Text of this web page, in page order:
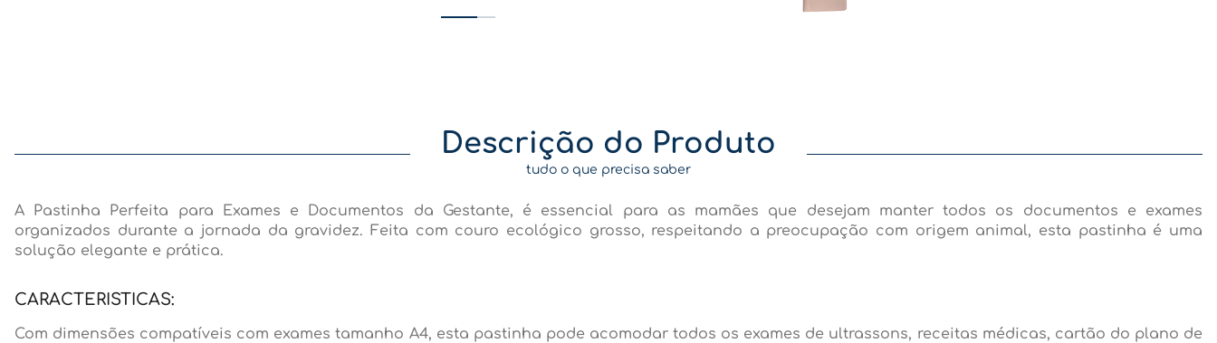
Descrição do Produto
tudo o que precisa saber
A Pastinha Perfeita para Exames e Documentos da Gestante, é essencial para as mamães que desejam manter todos os documentos e exames
organizados durante a jornada da gravidez. Feita com couro ecológico grosso, respeitando a preocupação com origem animal, esta pastinha é uma
solução elegante e prática.
CARACTERISTICAS:
Com dimensões compatíveis com exames tamanho A4, esta pastinha pode acomodar todos os exames de ultrassons, receitas médicas, cartão do plano de